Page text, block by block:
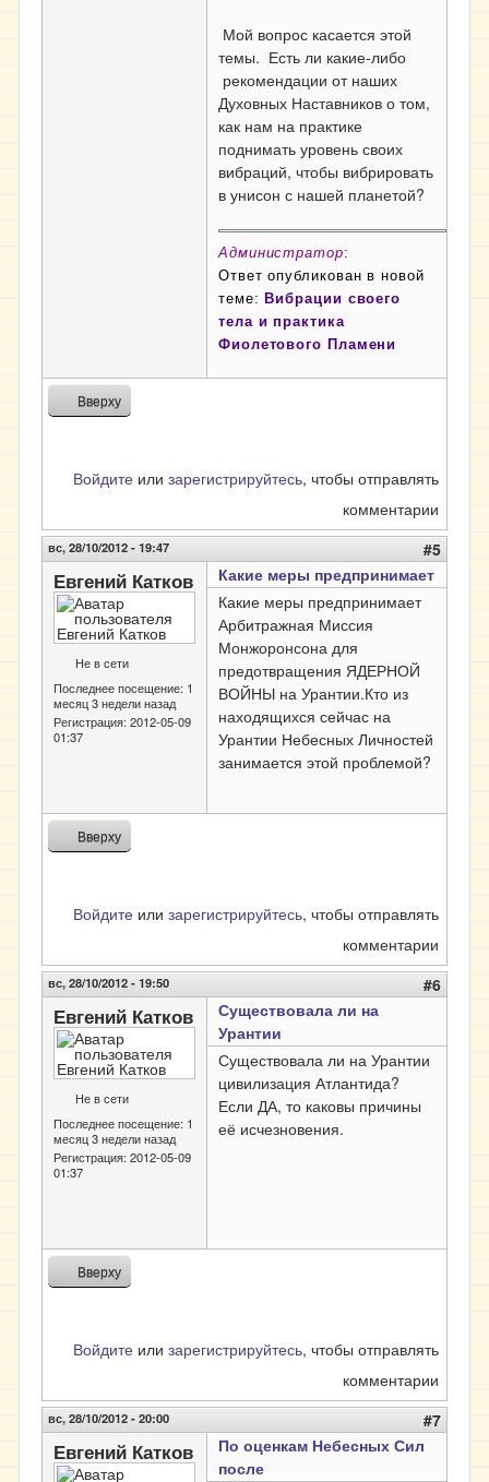
Мой вопрос касается этой
темы. Есть ли какие-либо
рекомендации от наших
Духовных Наставников о том,
как нам на практике
поднимать уровень своих
вибраций, чтобы вибрировать
в унисон с нашей планетой?
Администратор:
Ответ опубликован в новой
теме: Вибрации своего
тела и практика
Фиолетового Пламени
Вверху
Войдите или зарегистрируйтесь, чтобы отправлять
комментарии
вс, 28/10/2012 - 19:47 #5
Евгений Катков
Не в сети
Последнее посещение: 1
месяц 3 недели назад
Регистрация:2012-05-09
01:37
Какие меры предпринимает
Какие меры предпринимает
Арбитражная Миссия
Монжоронсона для
предотвращения ЯДЕРНОЙ
ВОЙНЫ на Урантии.Кто из
находящихся сейчас на
Урантии Небесных Личностей
занимается этой проблемой?
Вверху
Войдите или зарегистрируйтесь, чтобы отправлять
комментарии
вс, 28/10/2012 - 19:50 #6
Евгений Катков
Не в сети
Последнее посещение: 1
месяц 3 недели назад
Регистрация:2012-05-09
01:37
Существовала ли на
Урантии
Существовала ли на Урантии
цивилизация Атлантида?
Если ДА, то каковы причины
её исчезновения.
Вверху
Войдите или зарегистрируйтесь, чтобы отправлять
комментарии
вс, 28/10/2012 - 20:00 #7
Евгений Катков
По оценкам Небесных Сил
после